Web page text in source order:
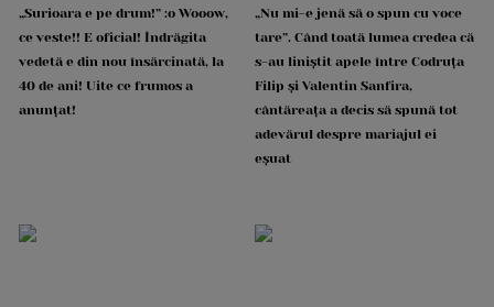
„Surioara e pe drum!” :o Wooow,
ce veste!! E oficial! Îndrăgita
vedetă e din nou însărcinată, la
40 de ani! Uite ce frumos a
anunțat!
„Nu mi-e jenă să o spun cu voce
tare”. Când toată lumea credea că
s-au liniștit apele între Codruța
Filip și Valentin Sanfira,
cântăreața a decis să spună tot
adevărul despre mariajul ei
eșuat